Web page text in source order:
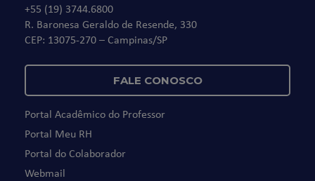
+55 (19) 3744.6800
R. Baronesa Geraldo de Resende, 330
CEP: 13075-270 – Campinas/SP
FALE CONOSCO
Portal Acadêmico do Professor
Portal Meu RH
Portal do Colaborador
Webmail